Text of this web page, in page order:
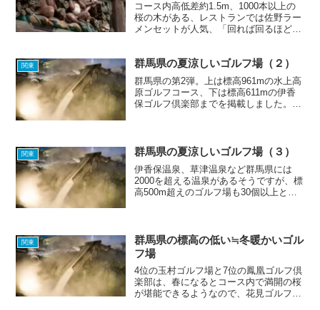
コース内高低差約1.5m、1000本以上の
桜の木がある、レストランでは佐野ラー
メンセットが人気、「回れば回るほど難
いました。Let's play golf!
関東 群馬県の夏涼しいゴルフ場（２）
群馬県の第2弾。上は標高961mの水上高
原ゴルフコース、下は標高611mの伊香
保ゴルフ倶楽部までを掲載しました。お
950m前後で宿泊施設...
関東 群馬県の夏涼しいゴルフ場（３）
伊香保温泉、草津温泉など群馬県には
2000を超える温泉があるそうですが、標
高500m超えのゴルフ場も30個以上と非
関東
群馬県の標高の低い≒冬暖かいゴル
フ場
4位の玉村ゴルフ場と7位の鳳凰ゴルフ倶
楽部は、春になるとコース内で満開の桜
が堪能できるようなので、花見ゴルフを